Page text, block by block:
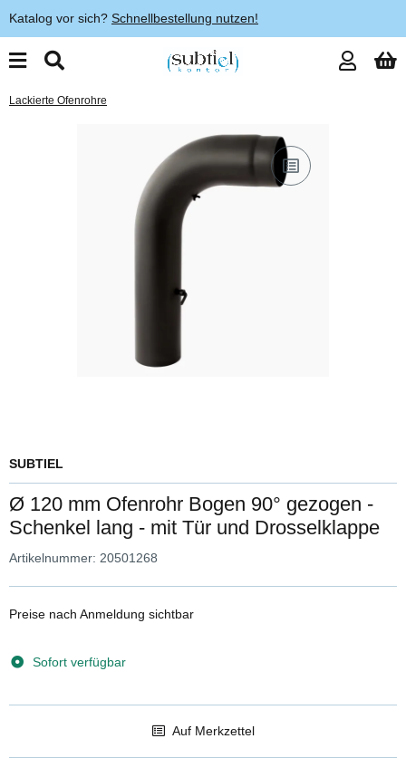
Katalog vor sich? Schnellbestellung nutzen!
Lackierte Ofenrohre
SUBTIEL
Ø 120 mm Ofenrohr Bogen 90° gezogen -
Schenkel lang - mit Tür und Drosselklappe
Artikelnummer: 20501268
Preise nach Anmeldung sichtbar
Sofort verfügbar
Auf Merkzettel